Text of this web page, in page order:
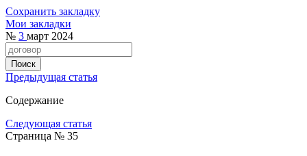
Сохранить закладку
Мои закладки
№ 3 март 2024
Предыдущая статья
Содержание
Следующая статья
Страница № 35